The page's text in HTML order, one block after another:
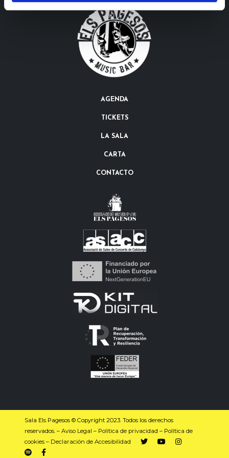
AGENDA
TICKETS
LA SALA
CARTA
CONTACTO
Sala Els Pagesos © Copyright 2023. Todos los derechos
reservados. – Aviso Legal – Política de privacidad – Política de
cookies – Declaración de Accesibilidad